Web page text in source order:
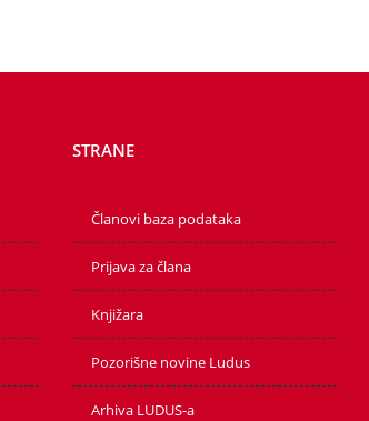
STRANE
Članovi baza podataka
Prijava za člana
Knjižara
Pozorišne novine Ludus
Arhiva LUDUS-a